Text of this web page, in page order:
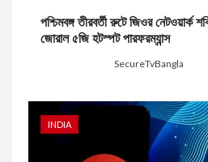
পশ্চিমবঙ্গ তীরবর্তী রুটে জিওর
জোরাল ৫জি হটস্পট পারফরম্যান্স
SecureTvBangla
INDIA